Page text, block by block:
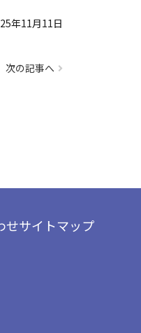
年11月11日
次の記事へ
せサイトマップ